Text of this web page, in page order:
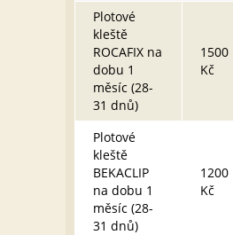
Plotové
kleště
ROCAFIX na
dobu 1
měsíc (28-
31 dnů)
1500
Kč
Plotové
kleště
BEKACLIP
na dobu 1
měsíc (28-
31 dnů)
1200
Kč